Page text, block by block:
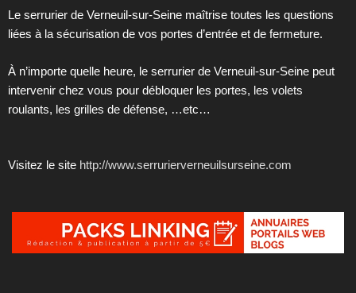
Le serrurier de Verneuil-sur-Seine maîtrise toutes les questions
liées à la sécurisation de vos portes d’entrée et de fermeture.
À n’importe quelle heure, le serrurier de Verneuil-sur-Seine peut
intervenir chez vous pour débloquer les portes, les volets
roulants, les grilles de défense, …etc…
Visitez le site http://www.serrurierverneuilsurseine.com